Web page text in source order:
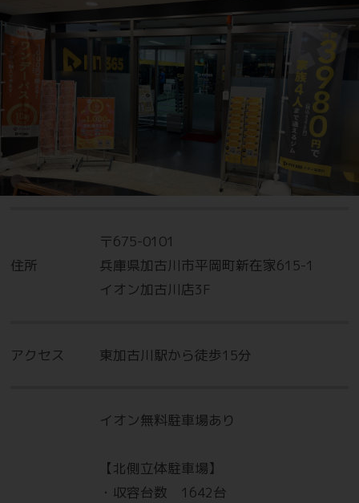
住所
〒675-0101
兵庫県加古川市平岡町新在家615-1
イオン加古川店3F
アクセス 東加古川駅から徒歩15分
イオン無料駐車場あり
【北側立体駐車場】
・収容台数 1642台